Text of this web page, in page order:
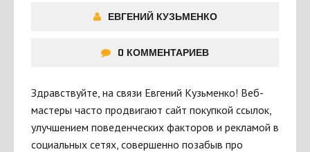
ЕВГЕНИЙ КУЗЬМЕНКО
0 КОММЕНТАРИЕВ
Здравствуйте, на связи Евгений Кузьменко! Веб-
мастеры часто продвигают сайт покупкой ссылок,
улучшением поведенческих факторов и рекламой в
социальных сетях, совершенно позабыв про